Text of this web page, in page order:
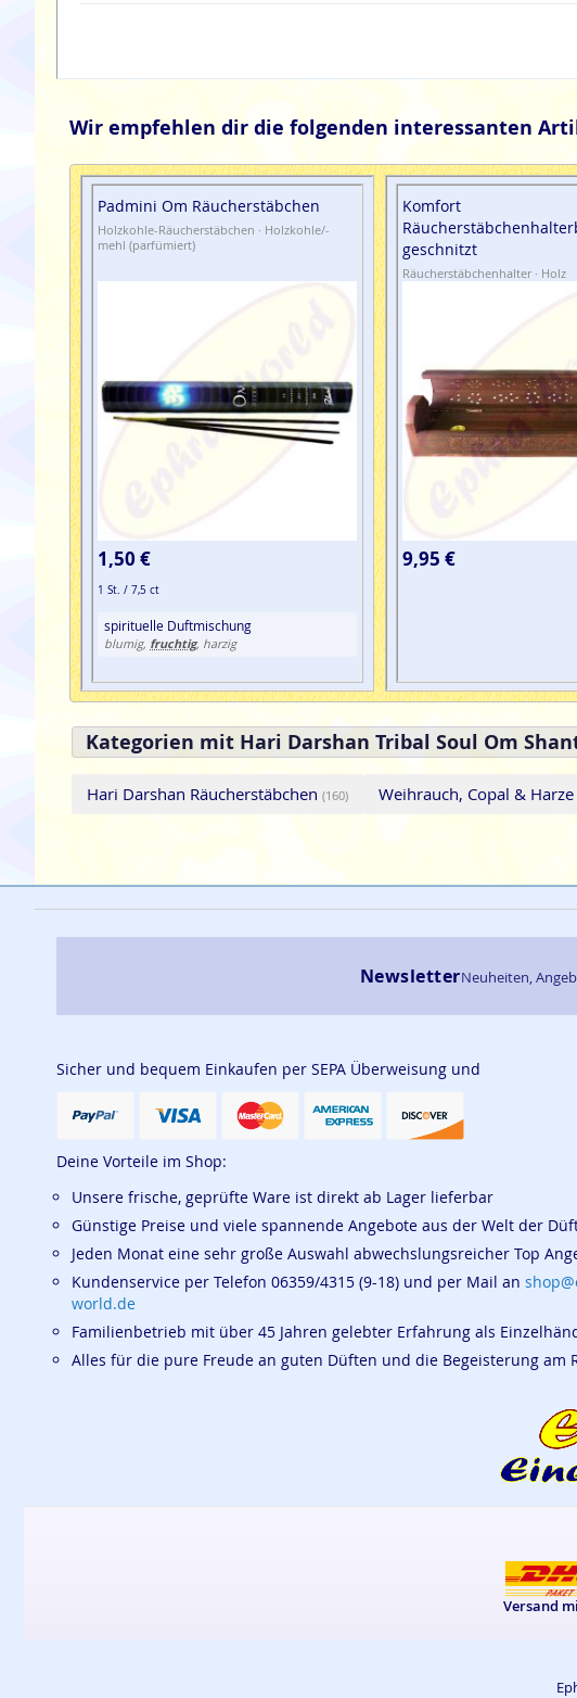
Wir empfehlen dir die folgenden interessanten
Padmini Om Räucherstäbchen
Holzkohle-Räucherstäbchen · Holzkohle/-
mehl (parfümiert)
1,50 €
1 St. / 7,5 ct
spirituelle Duftmischung
blumig, fruchtig, harzig
Komfort
geschnitzt
Räucherstäbchenhalter · Holz
9,95 €
Kategorien mit Hari Darshan Tribal Soul Om
Hari Darshan Räucherstäbchen (160) Weihrauch, Copal &
NewsletterNeuheiten,
Sicher und bequem Einkaufen per SEPA Überweisung und
Deine Vorteile im Shop:
Unsere frische, geprüfte Ware ist direkt ab Lager lieferbar
Günstige Preise und viele spannende Angebote aus der Welt der
Jeden Monat eine sehr große Auswahl abwechslungsreicher Top
Kundenservice per Telefon 06359/4315 (9-18) und per Mail an
world.de
Familienbetrieb mit über 45 Jahren gelebter Erfahrung als
Alles für die pure Freude an guten Düften und die Begeisterung am
Versand